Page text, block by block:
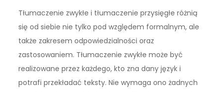
Tłumaczenie zwykłe i tłumaczenie przysięgłe różnią
się od siebie nie tylko pod względem formalnym, ale
także zakresem odpowiedzialności oraz
zastosowaniem. Tłumaczenie zwykłe może być
realizowane przez każdego, kto zna dany język i
potrafi przekładać teksty. Nie wymaga ono żadnych